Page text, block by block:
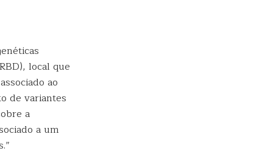
local que
ao
de variantes
a
a um